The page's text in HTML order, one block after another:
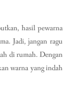
hasil pewarna
Jadi, jangan ragu
di rumah. Dengan
warna yang indah